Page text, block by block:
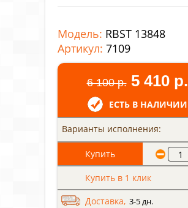
Модель: RBST 13848
Артикул: 7109
6 100 р. 5 410 р.
ЕСТЬ В НАЛИЧИИ
Варианты исполнения:
Купить в 1 клик
Доставка, 3-5 дн.